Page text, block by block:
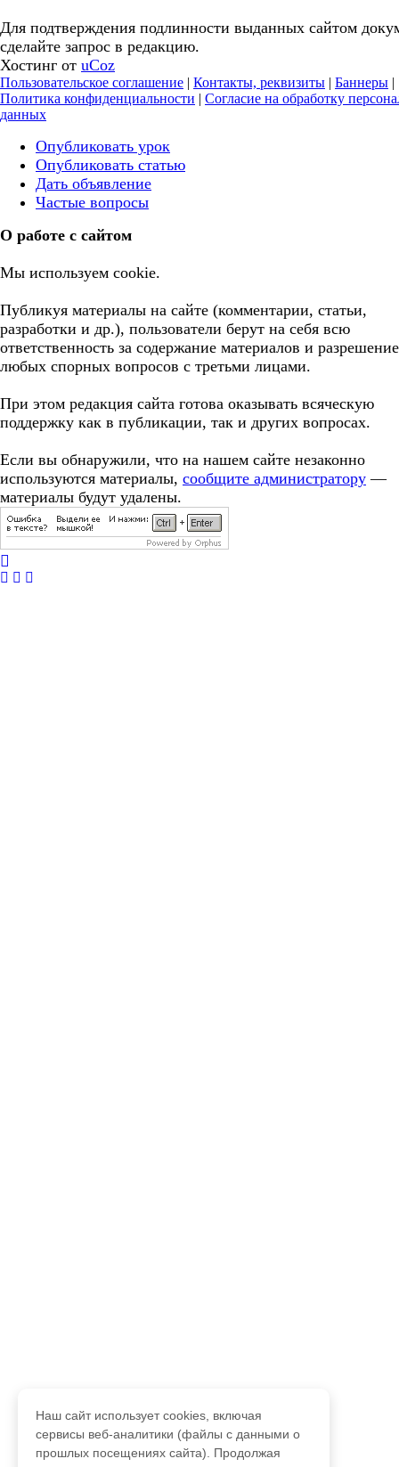
Для подтверждения подлинности выданных сайтом
сделайте запрос в редакцию.
Хостинг от uCoz
Пользовательское соглашение | Контакты, реквизиты | Баннеры |
Политика конфиденциальности | Согласие на обработку
данных
Опубликовать урок
Опубликовать статью
Дать объявление
Частые вопросы
О работе с сайтом
Мы используем cookie.
Публикуя материалы на сайте (комментарии, статьи,
разработки и др.), пользователи берут на себя всю
ответственность за содержание материалов и разрешение
любых спорных вопросов с третьми лицами.
При этом редакция сайта готова оказывать всяческую
поддержку как в публикации, так и других вопросах.
Если вы обнаружили, что на нашем сайте незаконно
используются материалы, сообщите администратору —
материалы будут удалены.
Наш сайт использует cookies, включая
сервисы веб-аналитики (файлы с данными о
прошлых посещениях сайта). Продолжая